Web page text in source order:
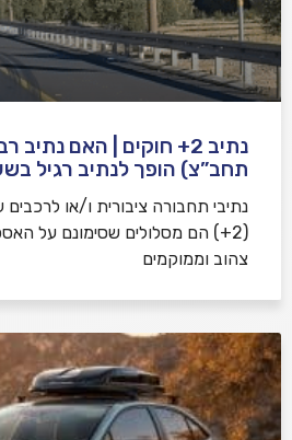
תחב”צ) הופך לנתיב רגיל
נתיבי תחבורה ציבורית ו/או לרכבים
(2+) הם מסלולים שסימונם על
צהוב וממוקמים